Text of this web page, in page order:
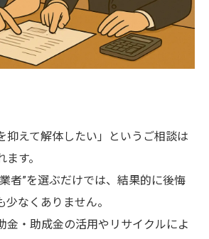
抑えて解体したい」というご相談は
す。
者”を選ぶだけでは、結果的に後悔
少なくありません。
金・助成金の活用やリサイクルによ